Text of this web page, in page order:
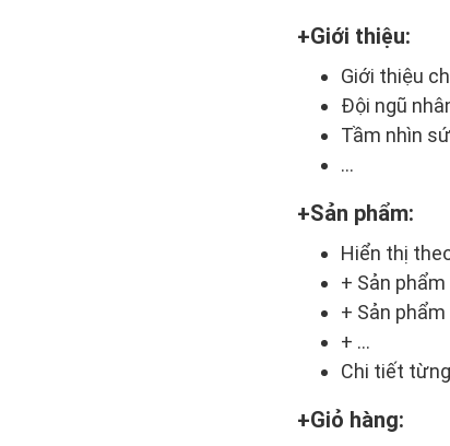
Giới thiệu:
Giới thiệu
Đội ngũ
Tầm nhìn
…
Sản phẩm:
Hiển thị
+ Sản phẩm
+ Sản phẩm
+ …
Chi tiết
Giỏ hàng: